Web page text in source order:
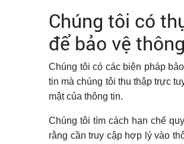
Chúng tôi có
để bảo vệ
Chúng tôi có các biện pháp
tin mà chúng tôi thu thập trực
mật của thông tin.
Chúng tôi tìm cách hạn chế
rằng cần truy cập hợp lý vào